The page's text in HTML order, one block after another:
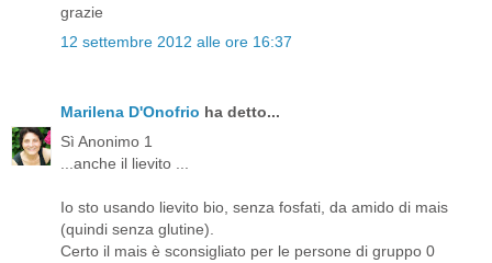
grazie
12 settembre 2012 alle ore 16:37
Marilena D'Onofrio ha detto...
Sì Anonimo 1
...anche il lievito ...
Io sto usando lievito bio, senza fosfati, da amido di mais
(quindi senza glutine).
Certo il mais è sconsigliato per le persone di gruppo 0